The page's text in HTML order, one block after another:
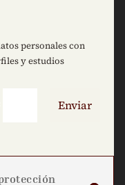
personales con
y estudios
Enviar